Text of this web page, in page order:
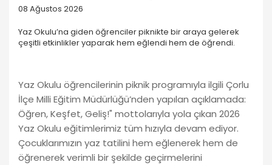
08 Ağustos 2026
Yaz Okulu’na giden öğrenciler piknikte bir araya gelerek
çeşitli etkinlikler yaparak hem eğlendi hem de öğrendi.
Yaz Okulu öğrencilerinin piknik programıyla ilgili Çorlu
İlçe Milli Eğitim Müdürlüğü’nden yapılan açıklamada:
Öğren, Keşfet, Geliş!" mottolarıyla yola çıkan 2026
Yaz Okulu eğitimlerimiz tüm hızıyla devam ediyor.
Çocuklarımızın yaz tatilini hem eğlenerek hem de
öğrenerek verimli bir şekilde geçirmelerini